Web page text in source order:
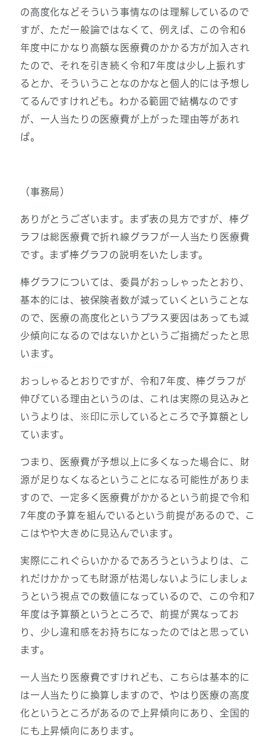
の高度化などそういう事情なのは理解しているので
すが、ただ一般論ではなくて、例えば、この令和6
年度中にかなり高額な医療費のかかる方が加入され
たので、それを引き続く令和7年度は少し上振れす
るとか、そういうことなのかなと個人的には予想し
てるんですけれども。わかる範囲で結構なのです
が、一人当たりの医療費が上がった理由等があれ
ば。
（事務局）
ありがとうございます。まず表の見方ですが、棒グ
ラフは総医療費で折れ線グラフが一人当たり医療費
です。まず棒グラフの説明をいたします。
棒グラフについては、委員がおっしゃったとおり、
基本的には、被保険者数が減っていくということな
ので、医療の高度化というプラス要因はあっても減
少傾向になるのではないかというご指摘だったと思
います。
おっしゃるとおりですが、令和7年度、棒グラフが
伸びている理由というのは、これは実際の見込みと
いうよりは、※印に示しているところで予算額とし
ています。
つまり、医療費が予想以上に多くなった場合に、財
源が足りなくなるということになる可能性がありま
すので、一定多く医療費がかかるという前提で令和
7年度の予算を組んでいるという前提があるので、こ
こはやや大きめに見込んでいます。
実際にこれぐらいかかるであろうというよりは、こ
れだけかかっても財源が枯渇しないようにしましょ
うという視点での数値になっているので、この令和7
年度は予算額というところで、前提が異なってお
り、少し違和感をお持ちになったのではと思ってい
ます。
一人当たり医療費ですけれども、こちらは基本的に
は一人当たりに換算しますので、やはり医療の高度
化というところがあるので上昇傾向にあり、全国的
にも上昇傾向にあります。